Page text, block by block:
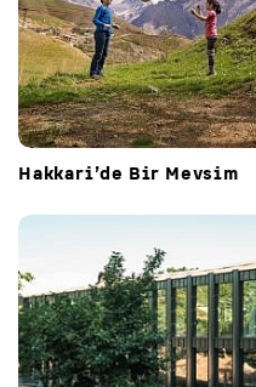
Hakkari’de Bir Mevsim